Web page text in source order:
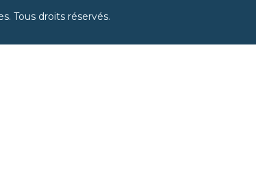
Tous droits réservés.